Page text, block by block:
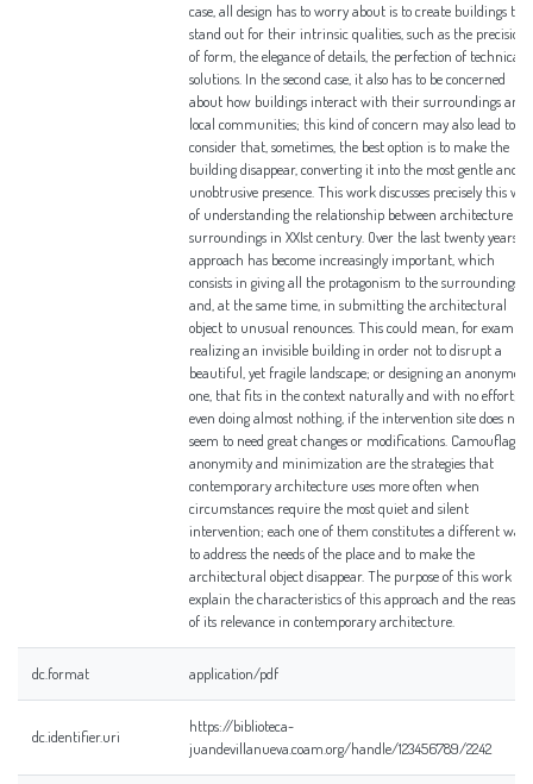
case, all design has to worry about is to create buildings
stand out for their intrinsic qualities, such as the precision
of form, the elegance of details, the perfection of technical
solutions. In the second case, it also has to be concerned
about how buildings interact with their surroundings and
local communities; this kind of concern may also lead to
consider that, sometimes, the best option is to make the
building disappear, converting it into the most gentle and
unobtrusive presence. This work discusses precisely this way
of understanding the relationship between architecture
surroundings in XXIst century. Over the last twenty years,
approach has become increasingly important, which
consists in giving all the protagonism to the surroundings
and, at the same time, in submitting the architectural
object to unusual renounces. This could mean, for example,
realizing an invisible building in order not to disrupt a
beautiful, yet fragile landscape; or designing an anonymous
one, that fits in the context naturally and with no effort; or
even doing almost nothing, if the intervention site does not
seem to need great changes or modifications. Camouflage,
anonymity and minimization are the strategies that
contemporary architecture uses more often when
circumstances require the most quiet and silent
intervention; each one of them constitutes a different way
to address the needs of the place and to make the
architectural object disappear. The purpose of this work is
explain the characteristics of this approach and the reasons
of its relevance in contemporary architecture.
dc.format application/pdf
dc.identifier.uri
https://biblioteca-
juandevillanueva.coam.org/handle/123456789/2242